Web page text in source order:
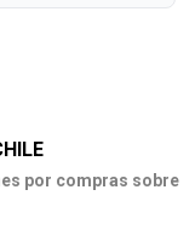
por compras sobre